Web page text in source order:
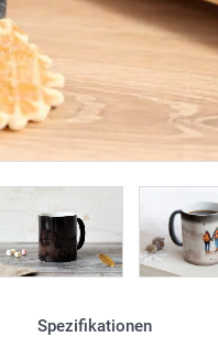
Spezifikationen